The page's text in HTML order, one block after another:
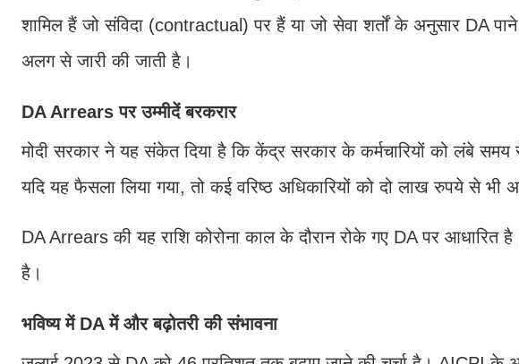
शामिल हैं जो संविदा (contractual) पर हैं या जो सेवा शर्तों के अनुसार DA पाने
अलग से जारी की जाती है।
DA Arrears पर उम्मीदें बरकरार
मोदी सरकार ने यह संकेत दिया है कि केंद्र सरकार के कर्मचारियों को लंबे
यदि यह फैसला लिया गया, तो कई वरिष्ठ अधिकारियों को दो लाख रुपये से भी
DA Arrears की यह राशि कोरोना काल के दौरान रोके गए DA पर आधारित
है।
भविष्य में DA में और बढ़ोतरी की संभावना